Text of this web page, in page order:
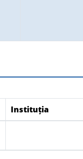
Instituția